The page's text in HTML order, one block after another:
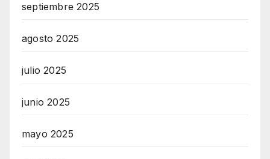
septiembre 2025
agosto 2025
julio 2025
junio 2025
mayo 2025